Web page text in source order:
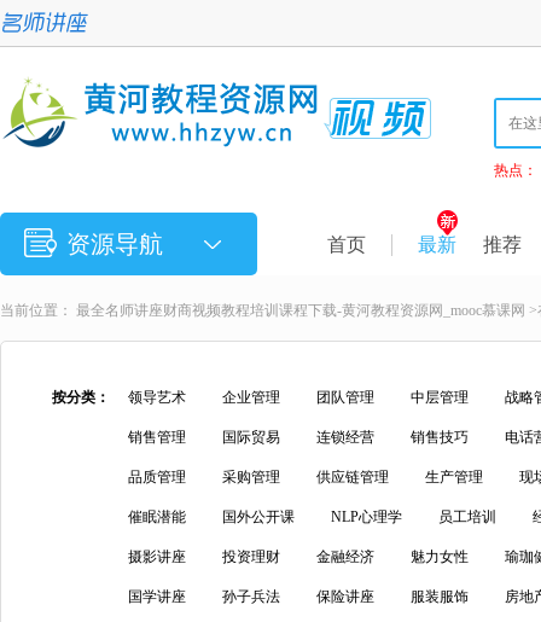
热点：
资源导航 首页 最新 推荐
当前位置： 最全名师讲座财商视频教程培训课程下载-黄河教程资源网_mooc慕课网 >
按分类： 领导艺术 企业管理 团队管理 中层管理 战略
销售管理 国际贸易 连锁经营 销售技巧 电话
品质管理 采购管理 供应链管理 生产管理 现
催眠潜能 国外公开课 NLP心理学 员工培训
摄影讲座 投资理财 金融经济 魅力女性 瑜珈
国学讲座 孙子兵法 保险讲座 服装服饰 房地